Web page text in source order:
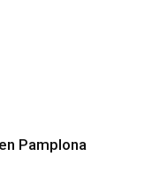
Pamplona